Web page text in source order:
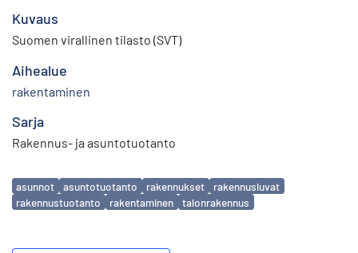
Kuvaus
Suomen virallinen tilasto (SVT)
Aihealue
rakentaminen
Sarja
Rakennus- ja asuntotuotanto
Avainsanat
asunnot asuntotuotanto rakennukset
rakennusluvat
rakennustuotanto
rakentaminen talonrakennus